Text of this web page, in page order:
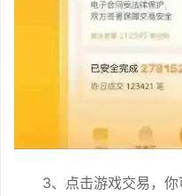
3、点击游戏交易，